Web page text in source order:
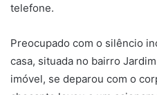
telefone.
Preocupado com o silêncio
casa, situada no bairro
imóvel, se deparou com o